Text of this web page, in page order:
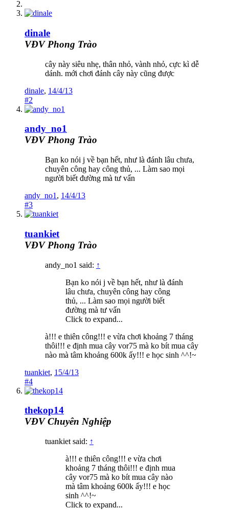
dinale
VĐV Phong Trào
cây này siêu nhẹ, thân nhỏ, vành nhỏ, cực kì dễ
dánh. mới chơi đánh cây này cũng được
dinale, 14/4/13
#2
andy_no1
VĐV Phong Trào
Bạn ko nói j về bạn hết, như là đánh lâu chưa,
chuyên công hay công thủ, ... Làm sao mọi
người biết đường mà tư vấn
andy_no1 , 14/4/13
#3
tuankiet
VĐV Phong Trào
andy_no1 said: ↑
Bạn ko nói j về bạn hết, như là đánh
lâu chưa, chuyên công hay công
thủ, ... Làm sao mọi người biết
đường mà tư vấn
Click to expand...
à!!! e thiên công!!! e vừa chơi khoảng 7 tháng
thôi!!! e định mua cây vor75 mà ko bít mua cây
nào mà tâm khoảng 600k ấy!!! e học sinh ^^!~
tuankiet, 15/4/13
#4
thekop14
VĐV Chuyên Nghiệp
tuankiet said: ↑
à!!! e thiên công!!! e vừa chơi
khoảng 7 tháng thôi!!! e định mua
cây vor75 mà ko bít mua cây nào
mà tâm khoảng 600k ấy!!! e học
sinh ^^!~
Click to expand...